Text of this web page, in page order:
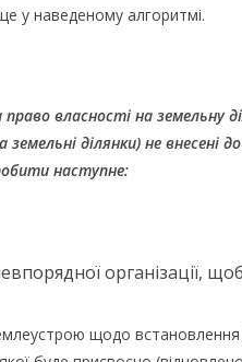
у наведеному алгоритмі.
власності на земельну
ділянки) не внесені
наступне:
організації,
щодо